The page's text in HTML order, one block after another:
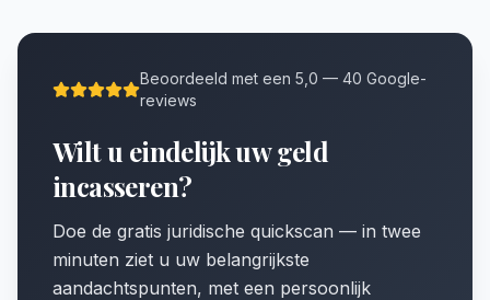
Beoordeeld met een 5,0 — 40 Google-
reviews
Wilt u eindelijk uw geld
incasseren?
Doe de gratis juridische quickscan — in twee
minuten ziet u uw belangrijkste
aandachtspunten, met een persoonlijk